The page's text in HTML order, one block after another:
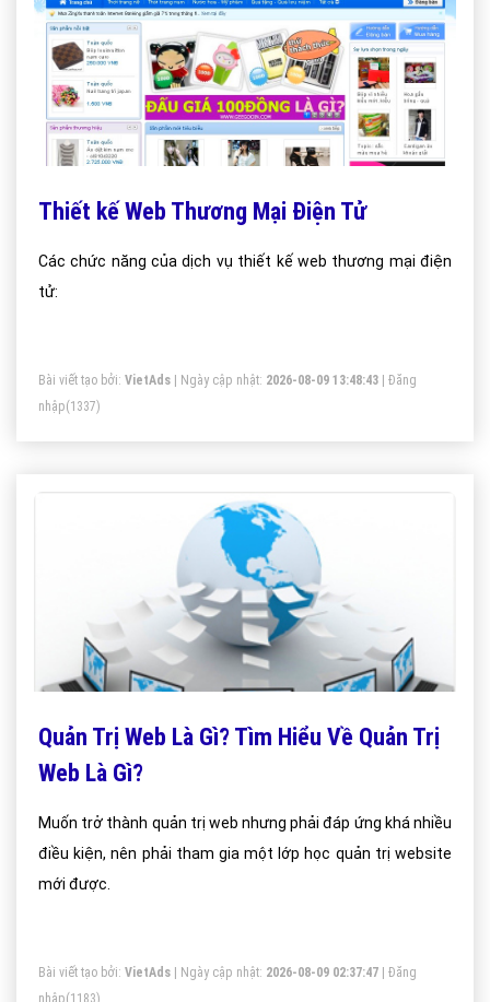
Thiết kế Web Thương Mại Điện Tử
Các chức năng của dịch vụ thiết kế web thương mại điện
tử:
Bài viết tạo bởi: VietAds | Ngày cập nhật: 2026-08-09 13:48:43
Đăng
nhập(1337)
Quản Trị Web Là Gì? Tìm Hiểu Về Quản Trị
Web Là Gì?
Muốn trở thành quản trị web nhưng phải đáp ứng khá nhiều
điều kiện, nên phải tham gia một lớp học quản trị website
mới được.
Bài viết tạo bởi: VietAds | Ngày cập nhật: 2026-08-09 02:37:47
Đăng
nhập(1183)